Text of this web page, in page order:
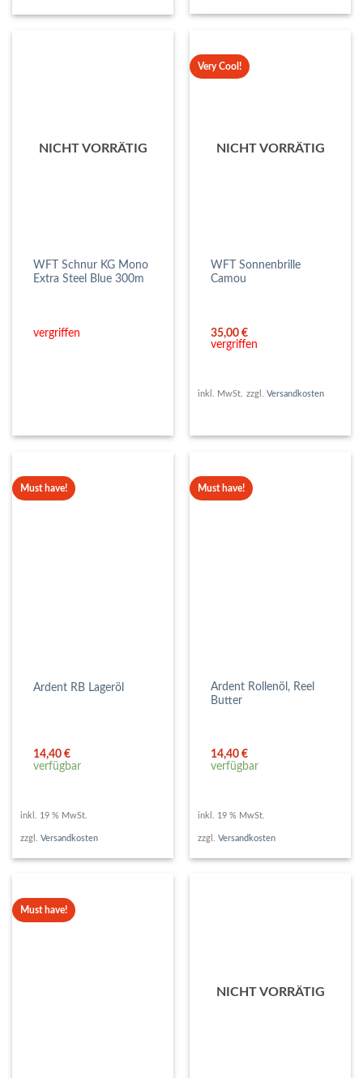
NICHT VORRÄTIG
WFT Schnur KG Mono
Extra Steel Blue 300m
vergriffen
Very Cool!
NICHT VORRÄTIG
WFT Sonnenbrille
Camou
35,00€
vergriffen
inkl. MwSt. zzgl. Versandkosten
Must have!
Ardent RB Lageröl
14,40€
verfügbar
inkl. 19 % MwSt.
zzgl. Versandkosten
Must have!
Ardent Rollenöl, Reel
Butter
14,40€
verfügbar
inkl. 19 % MwSt.
zzgl. Versandkosten
Must have!
NICHT VORRÄTIG